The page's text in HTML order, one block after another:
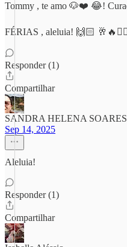
Tommy , te amo 🐶❤️ 😂!
FÉRIAS , aleluia! 🙌🏻
Responder (1)
Compartilhar
SANDRA HELENA
Sep 14, 2025
Aleluia!
Responder (1)
Compartilhar